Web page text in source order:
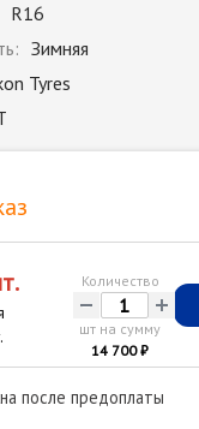
R16
Зимняя
Tyres
Количество
- +
шт на сумму
14 700 ₽
после предоплаты